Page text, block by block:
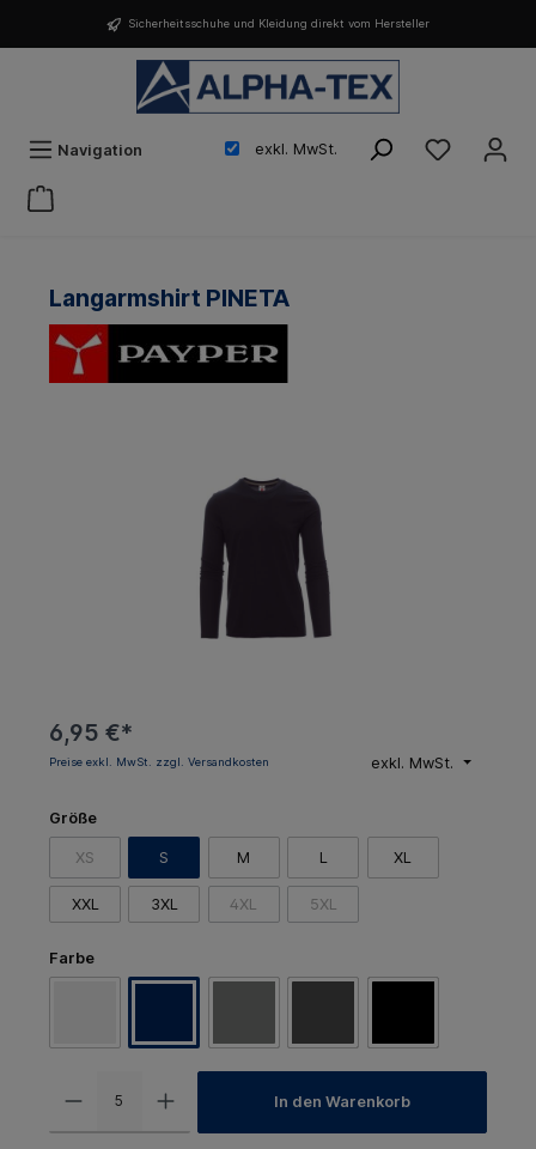
Sicherheitsschuhe und Kleidung direkt vom Hersteller
Navigation exkl. MwSt.
Langarmshirt PINETA
6,95 €*
exkl. MwSt.
Preise exkl. MwSt. zzgl. Versandkosten
Größe
XS S M L XL
XXL 3XL 4XL 5XL
Farbe
In den Warenkorb